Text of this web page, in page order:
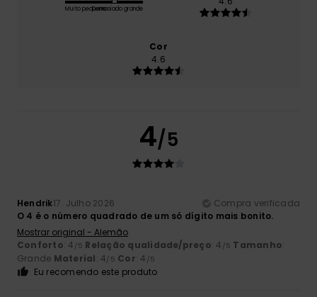
Muito pequenoDemasiado grande
Cor
4.6
4/5
Hendrik17. Julho 2026
Compra verificada
O 4 é o número quadrado de um só dígito mais bonito.
Mostrar original - Alemão
Conforto: 4 /5 Relação qualidade/preço: 4 /5 Tamanho:
Grande Material: 4/5 Cor: 4 /5
Eu recomendo este produto